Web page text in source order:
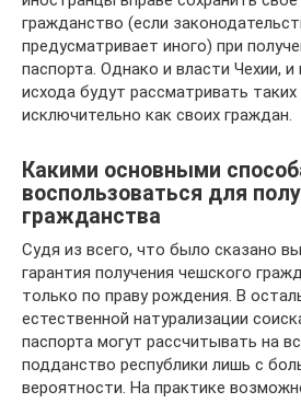
гражданство (если
предусматривает иного) при
паспорта. Однако и власти Чехии,
исхода будут рассматривать
исключительно как своих граждан.
Какими основными
воспользоваться для
гражданства
Судя из всего, что было сказано
гарантия получения чешского
только по праву рождения. В
естественной натурализации
паспорта могут рассчитывать на
подданство республики лишь с
вероятности. На практике